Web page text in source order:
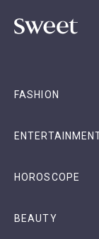
FASHION
HOROSCOPE
BEAUTY